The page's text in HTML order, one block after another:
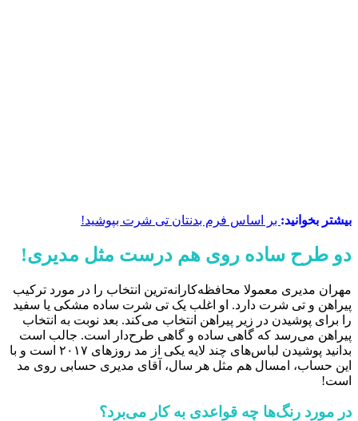
بیشتر بخوانید: بر اساس فرم بدنتان تی شرت بپوشید!
دو طرح ساده روی هم درست مثل مدیری!
مهران مدیری معمولا محافظه‌کارانه‌ترین انتخاب را در مورد ترکیب
پیراهن و تی شرت دارد. او اغلب یک تی شرت ساده مشکی یا سفید
را برای پوشیدن در زیر پیراهن انتخاب می‌کند. بعد نوبت به انتخاب
پیراهن می‌رسد که گاهی ساده و گاهی طرح‌دار است. جالب است
بدانید پوشیدن لباس‌های چند لایه یکی از مد روزهای ۲۰۱۷ است و با
این حساب، امسال هم مثل هر سال، آقای مدیری حسابی روی مد
است!
در مورد رنگ‌ها چه قواعدی به کار می‌برد؟